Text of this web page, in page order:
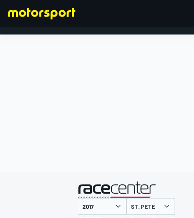
presentato da
ST. PETE